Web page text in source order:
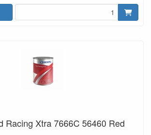
Racing Xtra 7666C 56460 Red